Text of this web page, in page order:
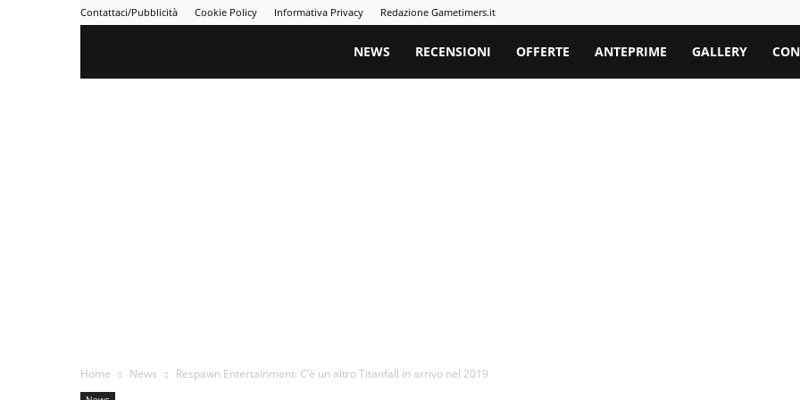
Contattaci/Pubblicità Cookie Policy Informativa Privacy Redazione Gametimers.it
Gametimers
NEWS RECENSIONI OFFERTE ANTEPRIME GALLERY
Home News Respawn Entertainment: C’è un altro Titanfall in arrivo nel 2019